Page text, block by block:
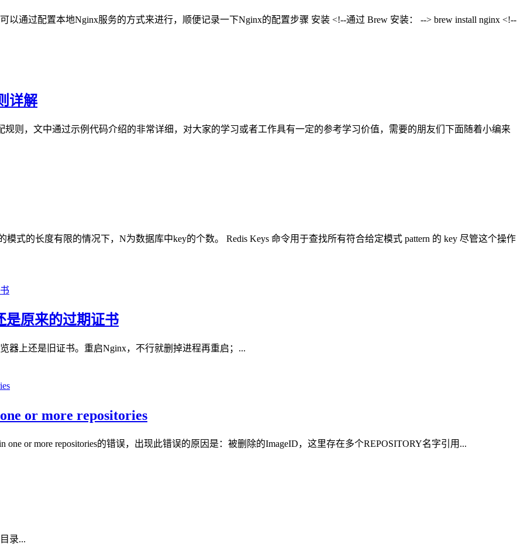
通过配置本地Nginx服务的方式来进行，顺便记录一下Nginx的配置步骤 安装 <!--通过 Brew 安装： --> brew install nginx <!--
详解
规则，文中通过示例代码介绍的非常详细，对大家的学习或者工作具有一定的参考学习价值，需要的朋友们下面随着小编来
式的长度有限的情况下，N为数据库中key的个数。 Redis Keys 命令用于查找所有符合给定模式 pattern 的 key 尽管这个操作
是原来的过期证书
器上还是旧证书。重启Nginx，不行就删掉进程再重启；...
or more repositories
one or more repositories的错误，出现此错误的原因是：被删除的ImageID，这里存在多个REPOSITORY名字引用...
录...